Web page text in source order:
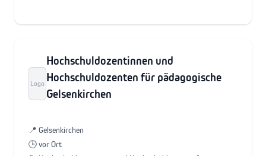
Logo
Hochschuldozentinnen und
Hochschuldozenten für pädagogische
Gelsenkirchen
📍 Gelsenkirchen
🕒 vor Ort